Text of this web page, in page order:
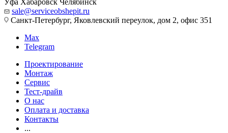
Уфа Хабаровск Челябинск
sale@serviceobshepit.ru
Санкт-Петербург, Яковлевский переулок, дом 2, офис 351
Max
Telegram
Проектирование
Монтаж
Сервис
Тест-драйв
О нас
Оплата и доставка
Контакты
...